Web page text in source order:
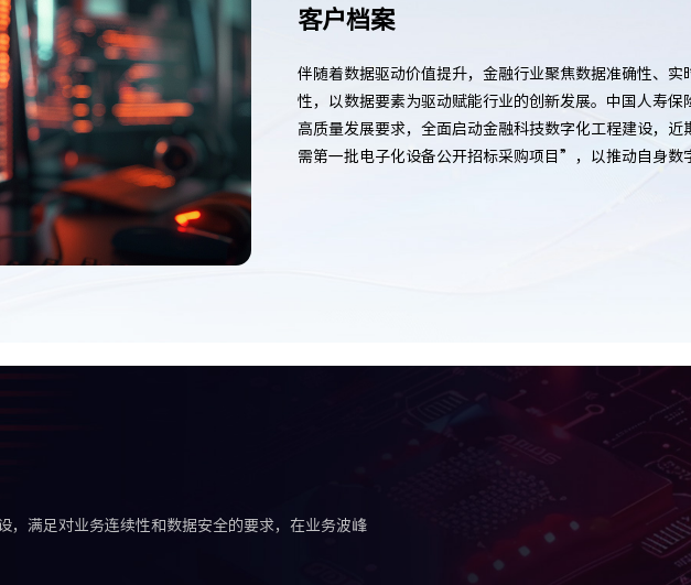
客户档案
伴随着数据驱动价值提升，金融行业聚焦数据准确性、实
性，以数据要素为驱动赋能行业的创新发展。中国人寿保
高质量发展要求，全面启动金融科技数字化工程建设，
需第一批电子化设备公开招标采购项目”，以推动自身数
，满足对业务连续性和数据安全的要求，在业务波峰